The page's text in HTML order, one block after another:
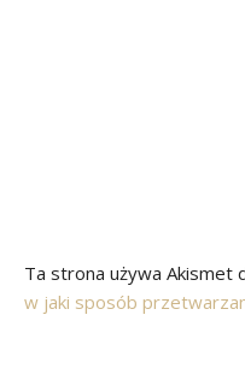
Ta strona używa Akismet
w jaki sposób